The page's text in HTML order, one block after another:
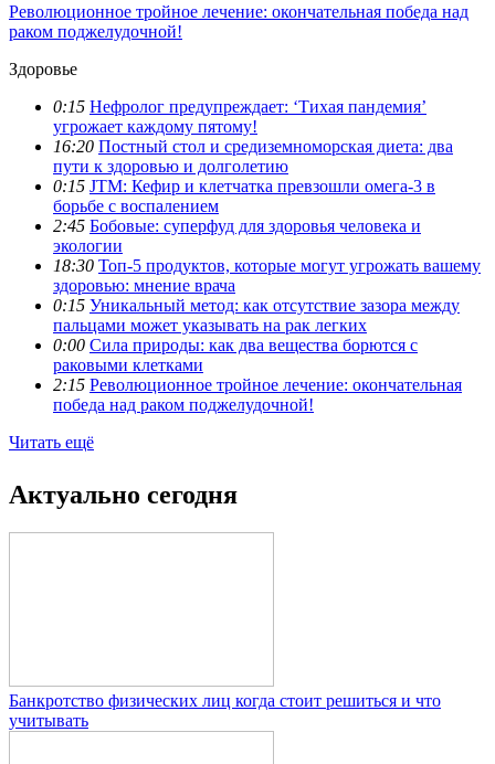
Революционное тройное лечение: окончательная победа над
раком поджелудочной!
Здоровье
0:15 Нефролог предупреждает: ‘Тихая пандемия’
угрожает каждому пятому!
16:20 Постный стол и средиземноморская диета: два
пути к здоровью и долголетию
0:15 JTM: Кефир и клетчатка превзошли омега-3 в
борьбе с воспалением
2:45 Бобовые: суперфуд для здоровья человека и
экологии
18:30 Топ-5 продуктов, которые могут угрожать вашему
здоровью: мнение врача
0:15 Уникальный метод: как отсутствие зазора между
пальцами может указывать на рак легких
0:00 Сила природы: как два вещества борются с
раковыми клетками
2:15 Революционное тройное лечение: окончательная
победа над раком поджелудочной!
Читать ещё
Актуально сегодня
Банкротство физических лиц когда стоит решиться и что
учитывать